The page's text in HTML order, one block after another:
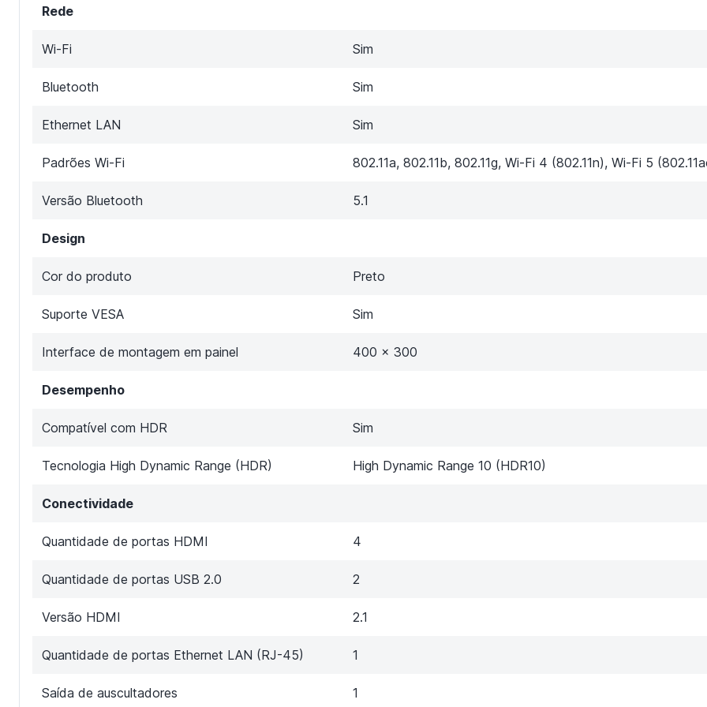
Rede
Wi-Fi Sim
Bluetooth Sim
Ethernet LAN Sim
Padrões Wi-Fi 802.11a, 802.11b, 802.11g, Wi-Fi 4 (802.11n), Wi-Fi 5
Versão Bluetooth 5.1
Design
Cor do produto Preto
Suporte VESA Sim
Interface de montagem em painel 400 x 300
Desempenho
Compatível com HDR Sim
Tecnologia High Dynamic Range (HDR) High Dynamic Range 10 (HDR10)
Conectividade
Quantidade de portas HDMI 4
Quantidade de portas USB 2.0 2
Versão HDMI 2.1
Quantidade de portas Ethernet LAN (RJ-45) 1
Saída de auscultadores 1